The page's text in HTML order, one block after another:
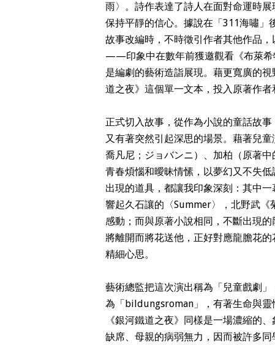
雨〉。詩作表達了詩人在面對命運時
保持平靜的信心。據說在「311海嘯」
故事改編時，不時徵引作者其他作品
——印象中在數年前獲邀觀看《布萊希
是編劇的藝術造詣展現。藉更寬廣的
道之夜》這個單一文本，投入原著作
正式切入故事，從作為小說的童話故
又有著突然引起深思的場景。藉著兒
喬凡尼；ジョバンニ）、加柏（原著
青春煩惱和曖昧情愫，以夢幻又不失
出現的道具，都讓我印象深刻：其中
響起久石讓的〈Summer〉，北野武
感動；而與原著小說相同，不斷出現
將離開而將花送他，正好對應龍膽花
精細心思。
藝術總監把這次演出稱為「兒童戲劇
為「bildungsroman」，有著生命與
《銀河鐵道之夜》同樣是一場濃縮的
缺席、母親的病弱無力，因而被許多